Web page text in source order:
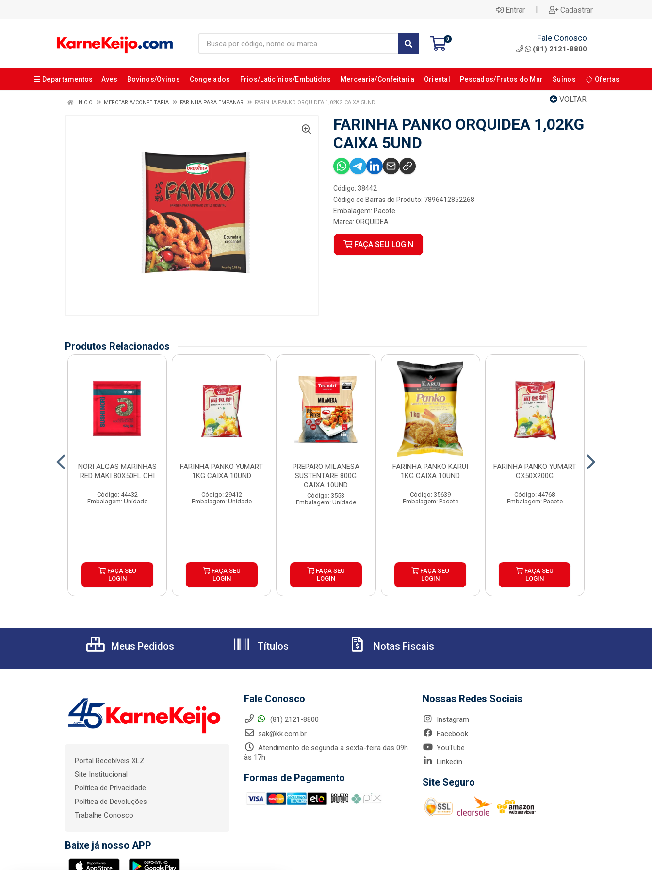
Entrar | Cadastrar
0 Fale Conosco
(81) 2121-8800
Departamentos Aves Bovinos/Ovinos Congelados Frios/Laticínios/Embutidos Mercearia/Confeitaria Oriental Pescados/Frutos do Mar Suínos Ofertas
VOLTAR
INÍCIO MERCEARIA/CONFEITARIA FARINHA PARA EMPANAR FARINHA PANKO ORQUIDEA 1,02KG CAIXA 5UND
FARINHA PANKO ORQUIDEA 1,02KG
CAIXA 5UND
Código: 38442
Código de Barras do Produto: 7896412852268
Embalagem: Pacote
Marca: ORQUIDEA
FAÇA SEU LOGIN
Produtos Relacionados
NORI ALGAS MARINHAS
RED MAKI 80X50FL CHI
Código: 44432
Embalagem: Unidade
FAÇA SEU
LOGIN
FARINHA PANKO YUMART
1KG CAIXA 10UND
Código: 29412
Embalagem: Unidade
FAÇA SEU
LOGIN
PREPARO MILANESA
SUSTENTARE 800G
CAIXA 10UND
Código: 3553
Embalagem: Unidade
FAÇA SEU
LOGIN
FARINHA PANKO KARUI
1KG CAIXA 10UND
Código: 35639
Embalagem: Pacote
FAÇA SEU
LOGIN
FARINHA PANKO YUMART
CX50X200G
Código: 44768
Embalagem: Pacote
FAÇA SEU
LOGIN
Meus Pedidos Títulos Notas Fiscais
Portal Recebíveis XLZ
Site Institucional
Política de Privacidade
Política de Devoluções
Trabalhe Conosco
Baixe já nosso APP
Fale Conosco
(81) 2121-8800
sak@kk.com.br
Atendimento de segunda a sexta-feira das 09h
às 17h
Formas de Pagamento
Nossas Redes Sociais
Instagram
Facebook
YouTube
Linkedin
Site Seguro